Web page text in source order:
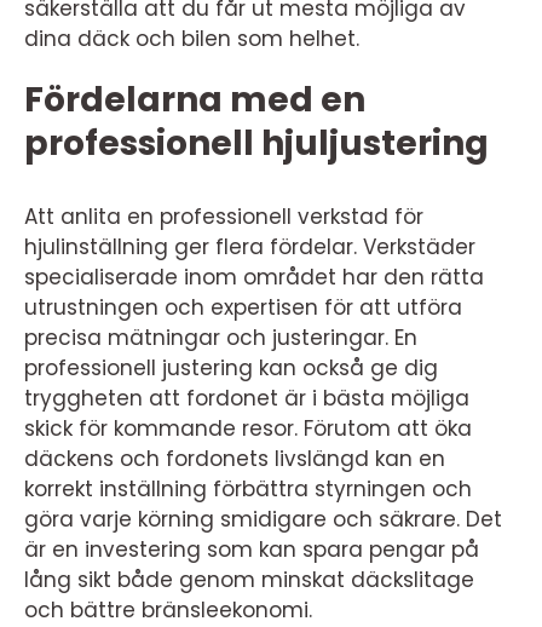
säkerställa att du får ut mesta möjliga av
dina däck och bilen som helhet.
Fördelarna med en
professionell hjuljustering
Att anlita en professionell verkstad för
hjulinställning ger flera fördelar. Verkstäder
specialiserade inom området har den rätta
utrustningen och expertisen för att utföra
precisa mätningar och justeringar. En
professionell justering kan också ge dig
tryggheten att fordonet är i bästa möjliga
skick för kommande resor. Förutom att öka
däckens och fordonets livslängd kan en
korrekt inställning förbättra styrningen och
göra varje körning smidigare och säkrare. Det
är en investering som kan spara pengar på
lång sikt både genom minskat däckslitage
och bättre bränsleekonomi.